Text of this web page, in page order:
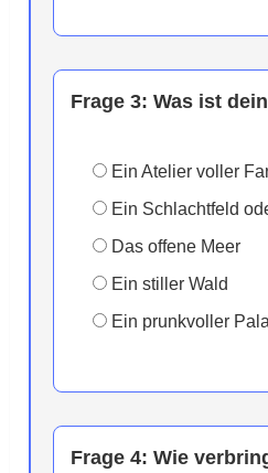
Frage 3: Was ist
Ein Atelier voller
Ein Schlachtfeld
Das offene Meer
Ein stiller Wald
Ein prunkvoller
Frage 4: Wie